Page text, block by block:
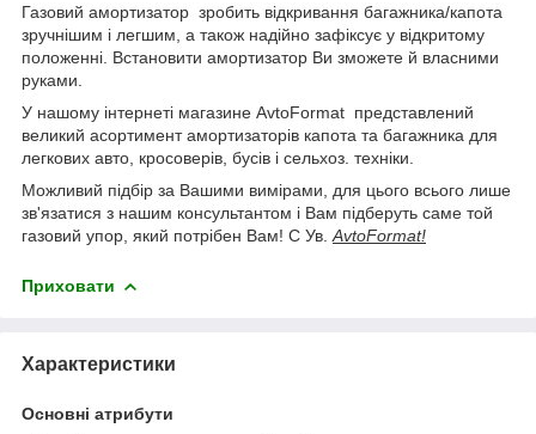
Газовий амортизатор зробить відкривання багажника/капота
зручнішим і легшим, а також надійно зафіксує у відкритому
положенні. Встановити амортизатор Ви зможете й власними
руками.
У нашому інтернеті магазине AvtoFormat представлений
великий асортимент амортизаторів капота та багажника для
легкових авто, кросоверів, бусів і сельхоз. техніки.
Можливий підбір за Вашими вимірами, для цього всього лише
зв'язатися з нашим консультантом і Вам підберуть саме той
газовий упор, який потрібен Вам! С Ув. AvtoFormat!
Приховати
Характеристики
Основні атрибути